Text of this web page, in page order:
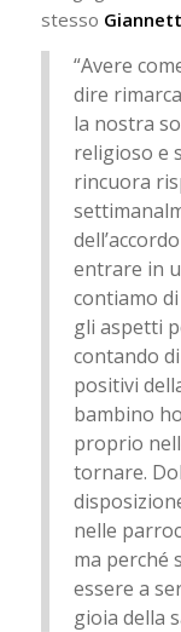
stesso
“Avere
dire
la nostra
religioso e
rincuora
entrare in
contiamo
gli aspetti
contando
positivi
bambino
proprio
tornare.
nelle
ma perché
essere a
gioia della